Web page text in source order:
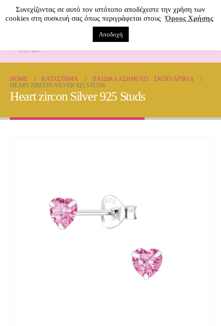
HOME ΚΑΤΆΣΤΗΜΑ ΠΑΙΔΙΚΆ ΑΣΉΜΙ 925,
ΣΚΟΥΛΑΡΊΚΙΑ
HEART ZIRCON SILVER 925 STUDS
Heart zircon Silver 925 Studs
Συνεχίζοντας σε αυτό τον ιστότοπο αποδέχεστε την χρήση των
cookies στη συσκευή σας όπως περιγράφεται στους Όρους Χρήσης
Αποδοχή